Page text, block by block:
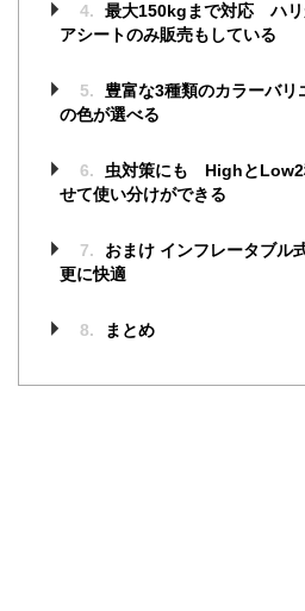
4.
最大150kgまで対応 ハリ
アシートのみ販売もしている
5.
豊富な3種類のカラーバ
の色が選べる
6.
虫対策にも HighとLow2
せて使い分けができる
7.
おまけ インフレータブル
更に快適
8. まとめ